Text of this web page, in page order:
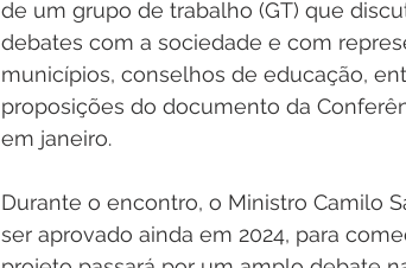
de um grupo de trabalho (GT) que
debates com a sociedade e com
municípios, conselhos de educação,
proposições do documento da
em janeiro.
Durante o encontro, o Ministro Camilo
ser aprovado ainda em 2024, para